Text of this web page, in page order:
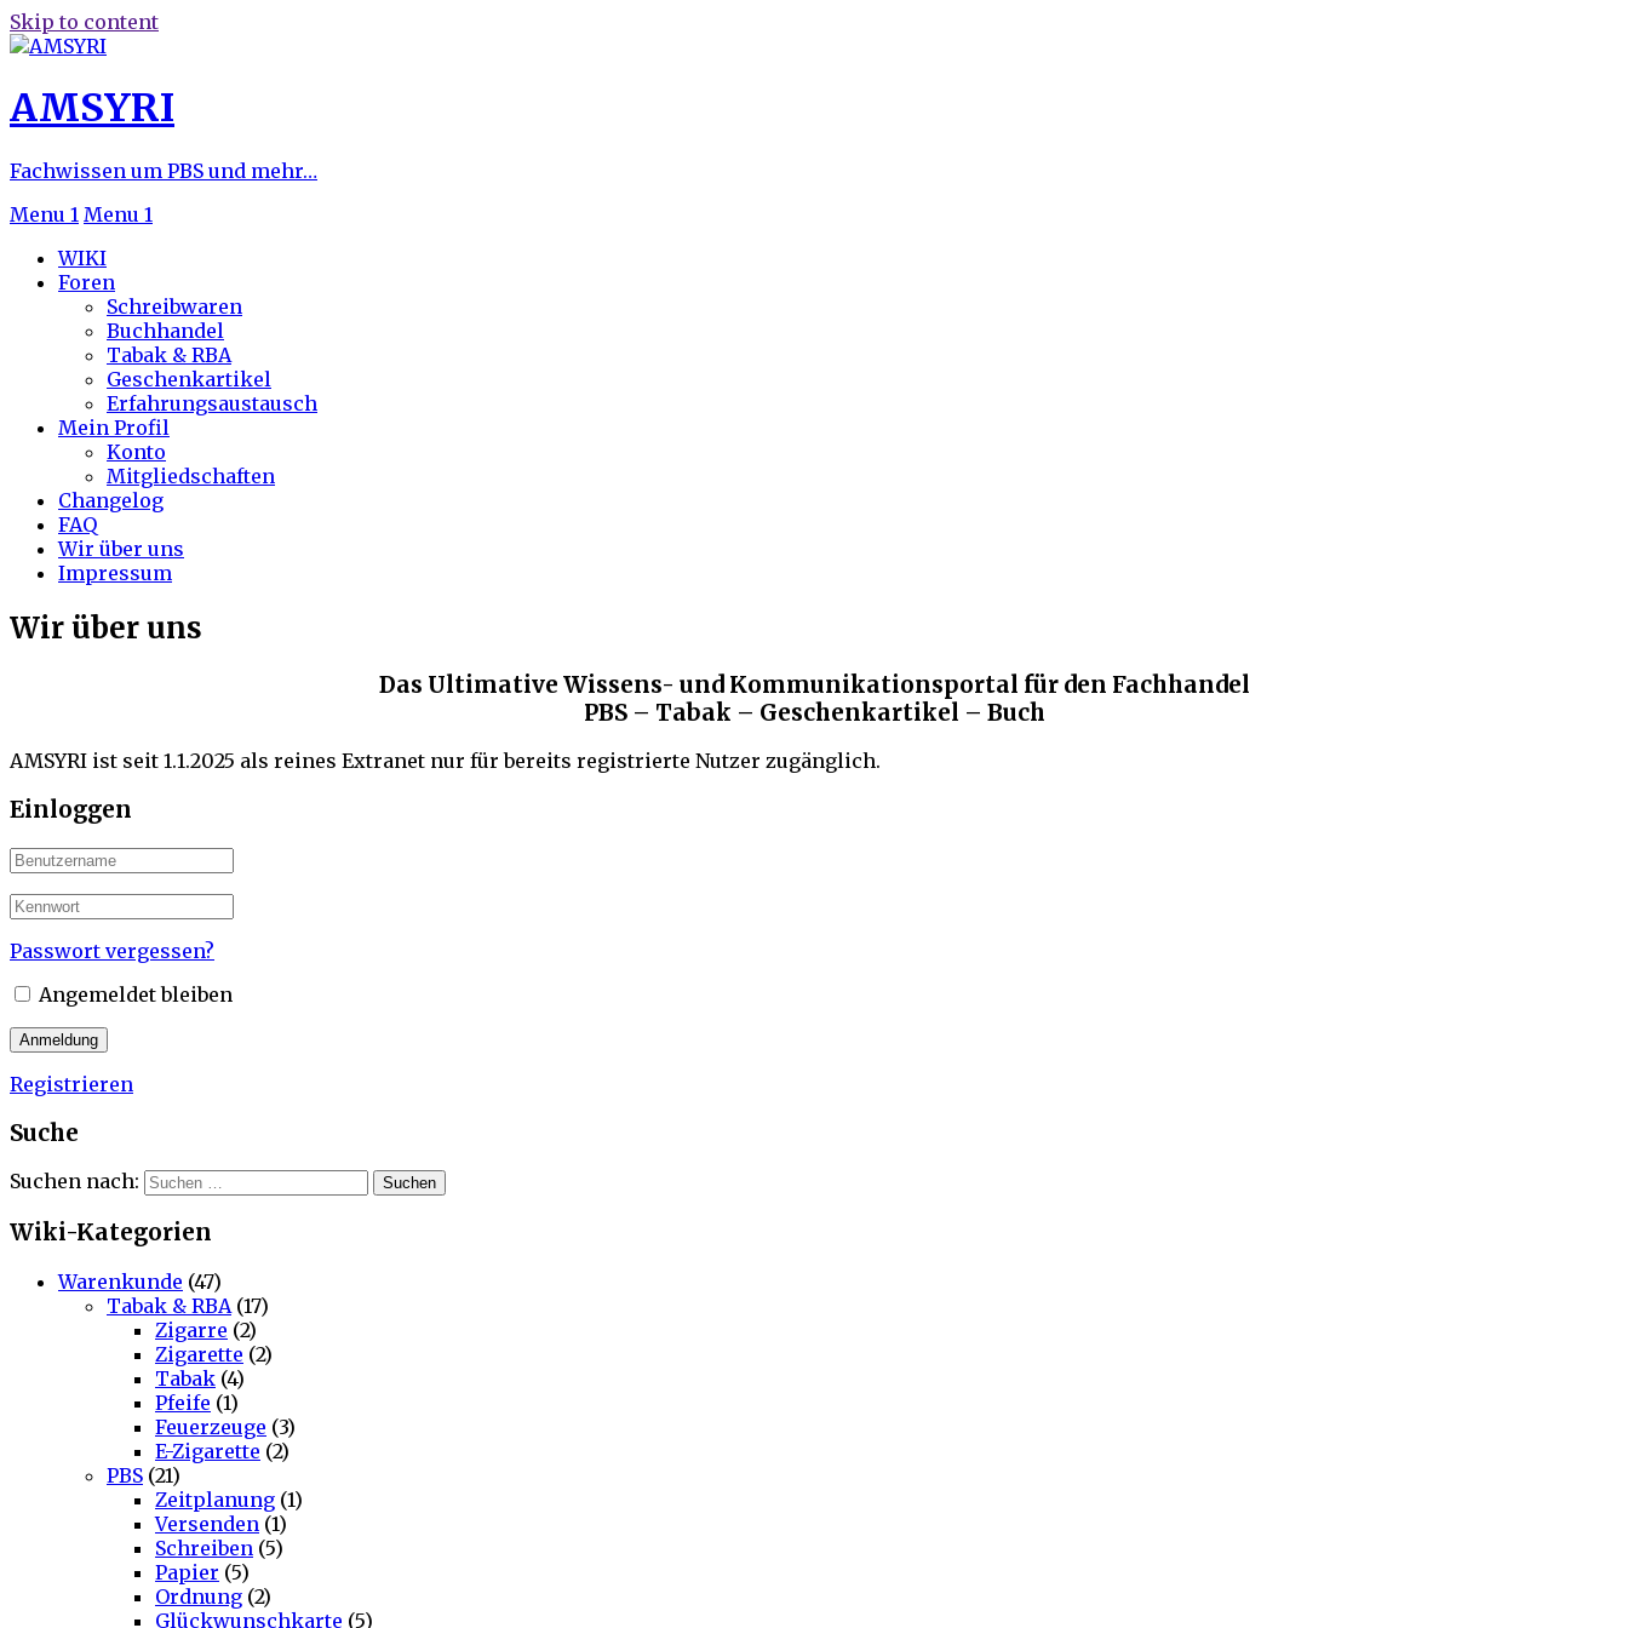
Skip to content
AMSYRI
Fachwissen um PBS und mehr…
Menu 1 Menu 1
WIKI
Foren
Schreibwaren
Buchhandel
Tabak & RBA
Geschenkartikel
Erfahrungsaustausch
Mein Profil
Konto
Mitgliedschaften
Changelog
FAQ
Wir über uns
Impressum
Wir über uns
Das Ultimative Wissens- und Kommunikationsportal für den Fachhandel
PBS – Tabak – Geschenkartikel – Buch
AMSYRI ist seit 1.1.2025 als reines Extranet nur für bereits registrierte Nutzer zugänglich.
Einloggen
Passwort vergessen?
Angemeldet bleiben
Registrieren
Suche
Suchen nach:
Wiki-Kategorien
Warenkunde (47)
Tabak & RBA (17)
Zigarre (2)
Zigarette (2)
Tabak (4)
Pfeife (1)
Feuerzeuge (3)
E-Zigarette (2)
PBS (21)
Zeitplanung (1)
Versenden (1)
Schreiben (5)
Papier (5)
Ordnung (2)
Glückwunschkarte (5)